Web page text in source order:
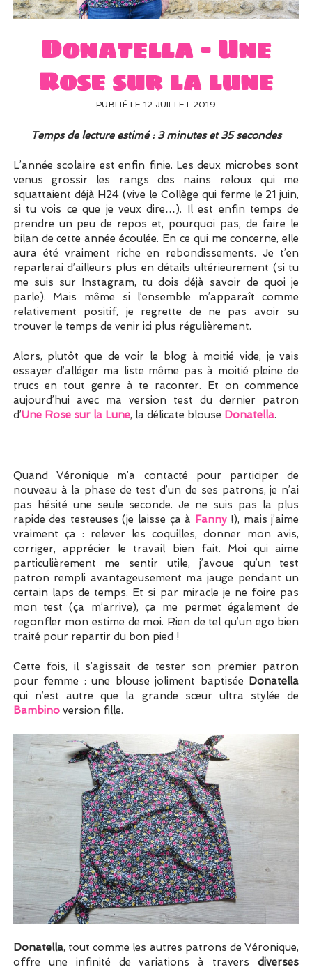
UN PEU DE DÉCO ?
Donatella – Une
Rose sur la lune
PUBLIÉ LE 12 JUILLET 2019
Temps de lecture estimé : 3 minutes et 35 secondes
L’année scolaire est enfin finie. Les deux microbes sont
venus grossir les rangs des nains reloux qui me
squattaient déjà H24 (vive le Collège qui ferme le 21 juin,
si tu vois ce que je veux dire…). Il est enfin temps de
prendre un peu de repos et, pourquoi pas, de faire le
bilan de cette année écoulée. En ce qui me concerne, elle
aura été vraiment riche en rebondissements. Je t’en
reparlerai d’ailleurs plus en détails ultérieurement (si tu
me suis sur Instagram, tu dois déjà savoir de quoi je
parle). Mais même si l’ensemble m’apparaît comme
relativement positif, je regrette de ne pas avoir su
trouver le temps de venir ici plus régulièrement.
Alors, plutôt que de voir le blog à moitié vide, je vais
essayer d’alléger ma liste même pas à moitié pleine de
trucs en tout genre à te raconter. Et on commence
aujourd’hui avec ma version test du dernier patron
d’Une Rose sur la Lune, la délicate blouse Donatella.
Quand Véronique m’a contacté pour participer de
nouveau à la phase de test d’un de ses patrons, je n’ai
pas hésité une seule seconde. Je ne suis pas la plus
rapide des testeuses (je laisse ça à Fanny !), mais j’aime
vraiment ça : relever les coquilles, donner mon avis,
corriger, apprécier le travail bien fait. Moi qui aime
particulièrement me sentir utile, j’avoue qu’un test
patron rempli avantageusement ma jauge pendant un
certain laps de temps. Et si par miracle je ne foire pas
mon test (ça m’arrive), ça me permet également de
regonfler mon estime de moi. Rien de tel qu’un ego bien
traité pour repartir du bon pied !
Cette fois, il s’agissait de tester son premier patron
pour femme : une blouse joliment baptisée Donatella
qui n’est autre que la grande sœur ultra stylée de
Bambino version fille.
Donatella, tout comme les autres patrons de Véronique,
offre une infinité de variations à traversdiverses